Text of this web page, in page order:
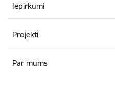
Iepirkumi
Projekti
Par mums